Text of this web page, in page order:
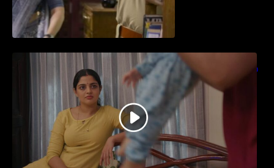
തിയേറ്ററിൽ വൻ വിജയമായി മുന്നേറിയ
ഗുരുവായൂർ അംബലനടയിൽ… വീഡിയോ
സോങ്ങ്..